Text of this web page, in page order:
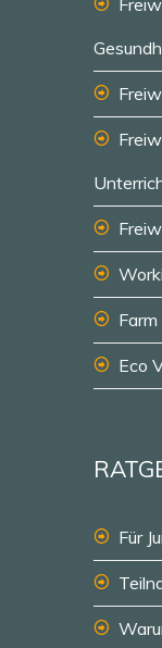
Eco
Für